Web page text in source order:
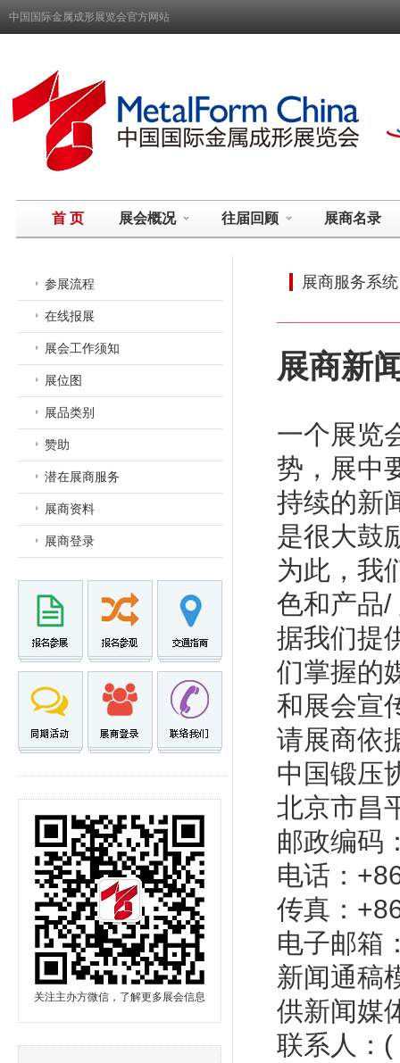
中国国际金属成形展览会官方网站
首 页 展会概况 往届回顾 展商名录
参展流程
在线报展
展会工作须知
展位图
展品类别
赞助
潜在展商服务
展商资料
展商登录
关注主办方微信，了解更多展会信息
展商服务系统
展商新
一个展览
势，展中
持续的新
是很大鼓
为此，我
色和产品/
据我们提
们掌握的
和展会宣
请展商依
中国锻压
北京市昌
邮政编码
电话：
传真：
电子邮箱
新闻通稿
供新闻媒
联系人：